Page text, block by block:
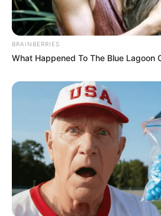
BRAINBERRIES
What Happened To The Blue Lagoon